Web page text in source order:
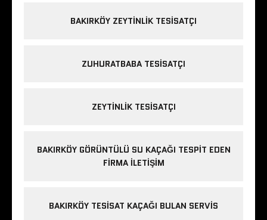
BAKIRKÖY ZEYTINLIK TESISATÇI
ZUHURATBABA TESISATÇI
ZEYTINLIK TESISATÇI
BAKIRKÖY GÖRÜNTÜLÜ SU KAÇAĞI TESPIT EDEN
FIRMA ILETIŞIM
BAKIRKÖY TESISAT KAÇAĞI BULAN SERVIS